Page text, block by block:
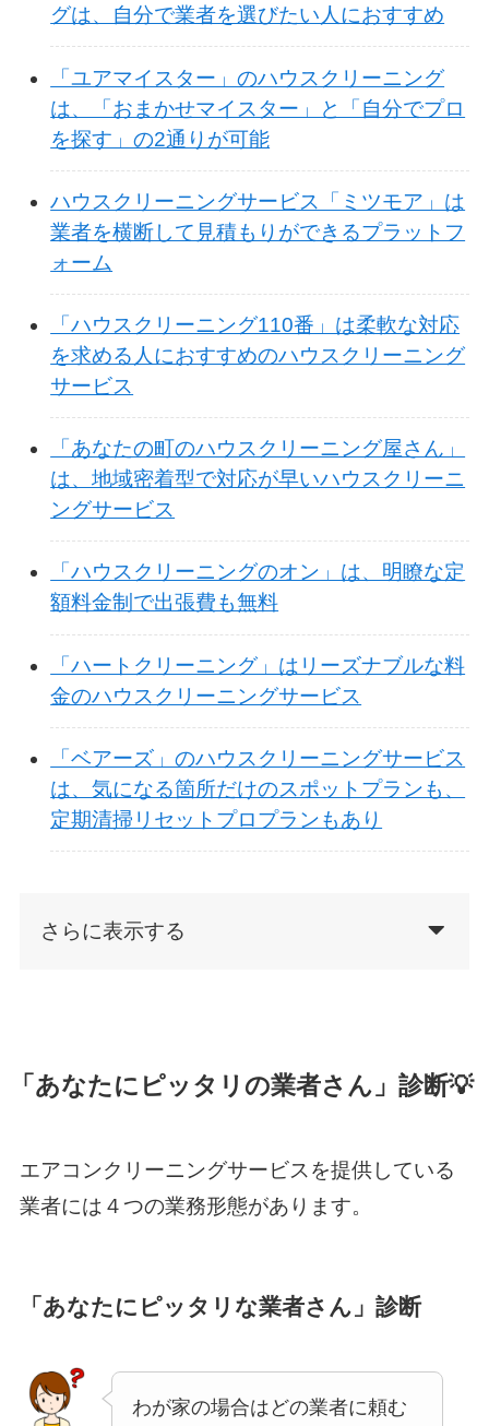
グは、自分で業者を選びたい人におすすめ
「ユアマイスター」のハウスクリーニング
は、「おまかせマイスター」と「自分でプロ
を探す」の2通りが可能
ハウスクリーニングサービス「ミツモア」は
業者を横断して見積もりができるプラットフ
ォーム
「ハウスクリーニング110番」は柔軟な対応
を求める人におすすめのハウスクリーニング
サービス
「あなたの町のハウスクリーニング屋さん」
は、地域密着型で対応が早いハウスクリーニ
ングサービス
「ハウスクリーニングのオン」は、明瞭な定
額料金制で出張費も無料
「ハートクリーニング」はリーズナブルな料
金のハウスクリーニングサービス
「ベアーズ」のハウスクリーニングサービス
は、気になる箇所だけのスポットプランも、
定期清掃リセットプロプランもあり
さらに表示する
「あなたにピッタリの業者さん」診断💡
エアコンクリーニングサービスを提供している
業者には４つの業務形態があります。
「あなたにピッタリな業者さん」診断
わが家の場合はどの業者に頼む